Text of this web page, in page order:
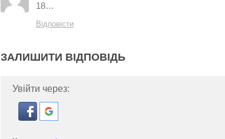
18…
Відповісти
ЗАЛИШИТИ ВІДПОВІДЬ
Увійти через: